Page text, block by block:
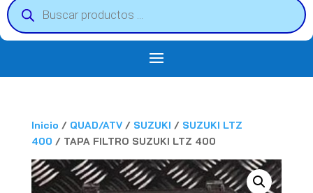
de
productos
Inicio / QUAD/ATV/ SUZUKI / SUZUKI LTZ
400 / TAPA FILTRO SUZUKI LTZ 400